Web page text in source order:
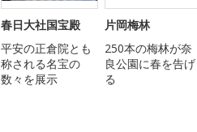
春日大社国宝殿
平安の正倉院とも
称される名宝の
数々を展示
片岡梅林
250本の梅林が奈
良公園に春を告げ
る